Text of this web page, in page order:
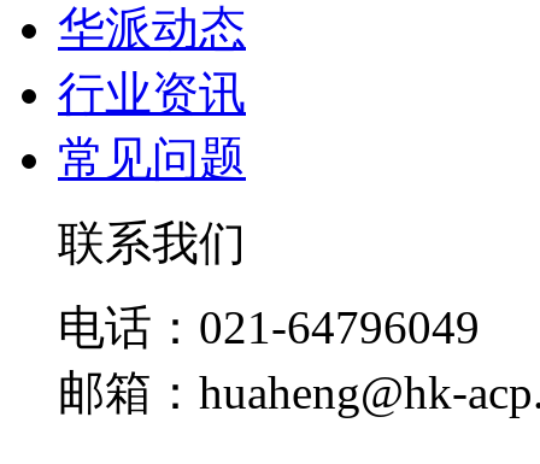
华派动态
行业资讯
常见问题
联系我们
电话：021-64796049
邮箱：huaheng@hk-